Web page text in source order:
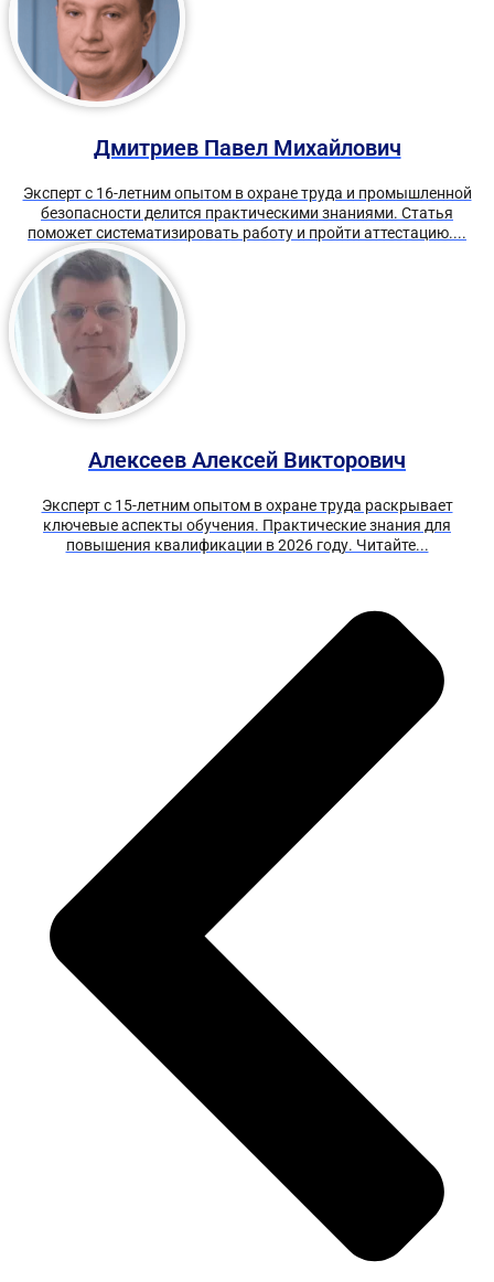
Дмитриев Павел Михайлович
Эксперт с 16-летним опытом в охране труда и промышленной
безопасности делится практическими знаниями. Статья
поможет систематизировать работу и пройти аттестацию....
Алексеев Алексей Викторович
Эксперт с 15-летним опытом в охране труда раскрывает
ключевые аспекты обучения. Практические знания для
повышения квалификации в 2026 году. Читайте...